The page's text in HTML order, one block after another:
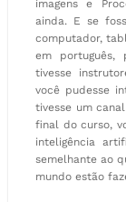
imagens e
ainda. E se
computador,
em português,
tivesse
você pudesse
tivesse um
final do curso,
inteligência
semelhante ao
mundo estão